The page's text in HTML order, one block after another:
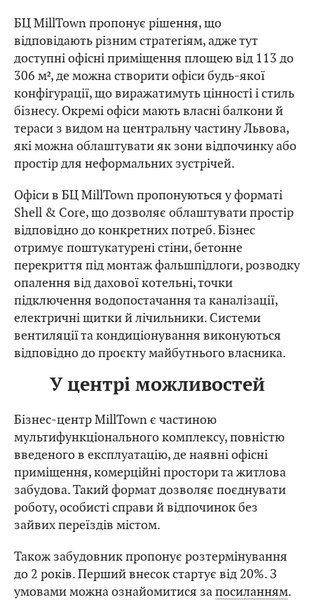
БЦ MillTown пропонує рішення, що
відповідають різним стратегіям, адже тут
доступні офісні приміщення площею від 113 до
306 м², де можна створити офіси будь-якої
конфігурації, що виражатимуть цінності і стиль
бізнесу. Окремі офіси мають власні балкони й
тераси з видом на центральну частину Львова,
які можна облаштувати як зони відпочинку або
простір для неформальних зустрічей.
Офіси в БЦ MillTown пропонуються у форматі
Shell & Core, що дозволяє облаштувати простір
відповідно до конкретних потреб. Бізнес
отримує поштукатурені стіни, бетонне
перекриття під монтаж фальшпідлоги, розводку
опалення від дахової котельні, точки
підключення водопостачання та каналізації,
електричні щитки й лічильники. Системи
вентиляції та кондиціонування виконуються
відповідно до проєкту майбутнього власника.
У центрі можливостей
Бізнес-центр MillTown є частиною
мультифункціонального комплексу, повністю
введеного в експлуатацію, де наявні офісні
приміщення, комерційні простори та житлова
забудова. Такий формат дозволяє поєднувати
роботу, особисті справи й відпочинок без
зайвих переїздів містом.
Також забудовник пропонує розтермінування
до 2 років. Перший внесок стартує від 20%. З
умовами можна ознайомитися запосиланням.